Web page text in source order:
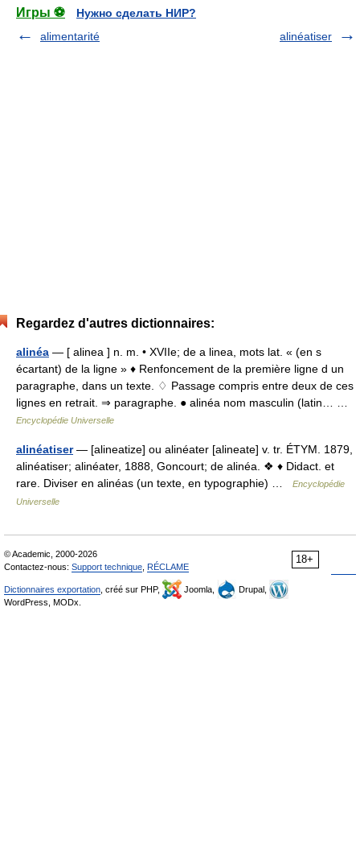
Игры ⚽
Нужно сделать НИР?
alimentarité
alinéatiser
Regardez d'autres dictionnaires:
alinéa — [ alinea ] n. m. • XVIIe; de a linea, mots lat. « (en s
écartant) de la ligne » ♦ Renfoncement de la première ligne d un
paragraphe, dans un texte. ♢ Passage compris entre deux de ces
lignes en retrait. ⇒ paragraphe. ● alinéa nom masculin (latin… …
Encyclopédie Universelle
alinéatiser— [alineatize] ou alinéater [alineate] v. tr. ÉTYM. 1879,
alinéatiser; alinéater, 1888, Goncourt; de alinéa. ❖ ♦ Didact. et
rare. Diviser en alinéas (un texte, en typographie) …
Encyclopédie
Universelle
18+
© Academic, 2000-2026
Contactez-nous: Support technique RÉCLAME
Dictionnaires exportation , créé sur PHP, Joomla,
Drupal,
WordPress, MODx.